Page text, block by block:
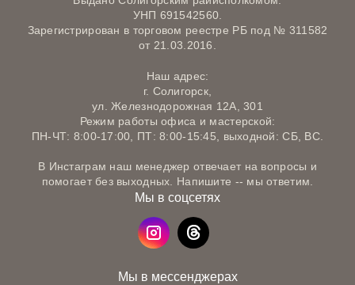
УНП 691542560.
Зарегистрирован в торговом реестре РБ под № 311582
от 21.03.2016.
Наш адрес:
г. Солигорск,
ул. Железнодорожная 12А, 301
Режим работы офиса и мастерской:
ПН-ЧТ: 8:00-17:00, ПТ: 8:00-15:45, выходной: СБ, ВС.
В Инстаграм наш менеджер отвечает на вопросы и
помогает без выходных. Напишите -- мы ответим.
Мы в соцсетях
Мы в мессенджерах